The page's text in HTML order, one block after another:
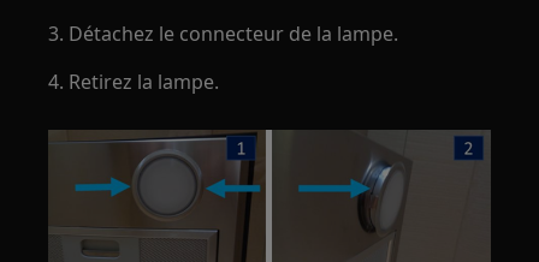
3. Détachez le connecteur de la lampe.
4. Retirez la lampe.